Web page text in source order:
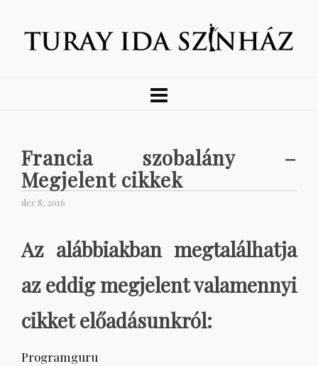
Francia szobalány –
Megjelent cikkek
dec 8, 2016
Az alábbiakban megtalálhatja
az eddig megjelent valamennyi
cikket előadásunkról:
Programguru